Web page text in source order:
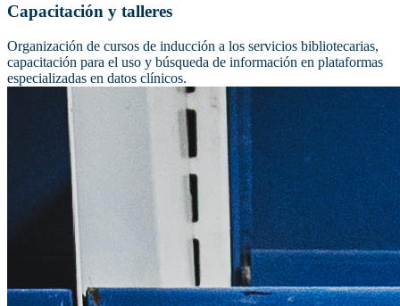
Capacitación y talleres
Organización de cursos de inducción a los servicios bibliotecarias,
capacitación para el uso y búsqueda de información en plataformas
especializadas en datos clínicos.